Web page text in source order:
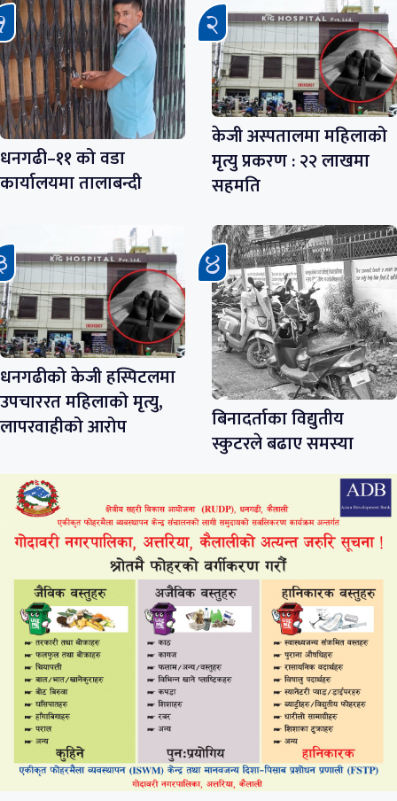
धनगढी–११ को वडा
कार्यालयमा तालाबन्दी
केजी अस्पतालमा महिलाको
मृत्यु प्रकरण : २२ लाखमा
सहमति
धनगढीको केजी हस्पिटलमा
उपचाररत महिलाको मृत्यु,
लापरवाहीको आरोप
बिनादर्ताका विद्युतीय
स्कुटरले बढाए समस्या